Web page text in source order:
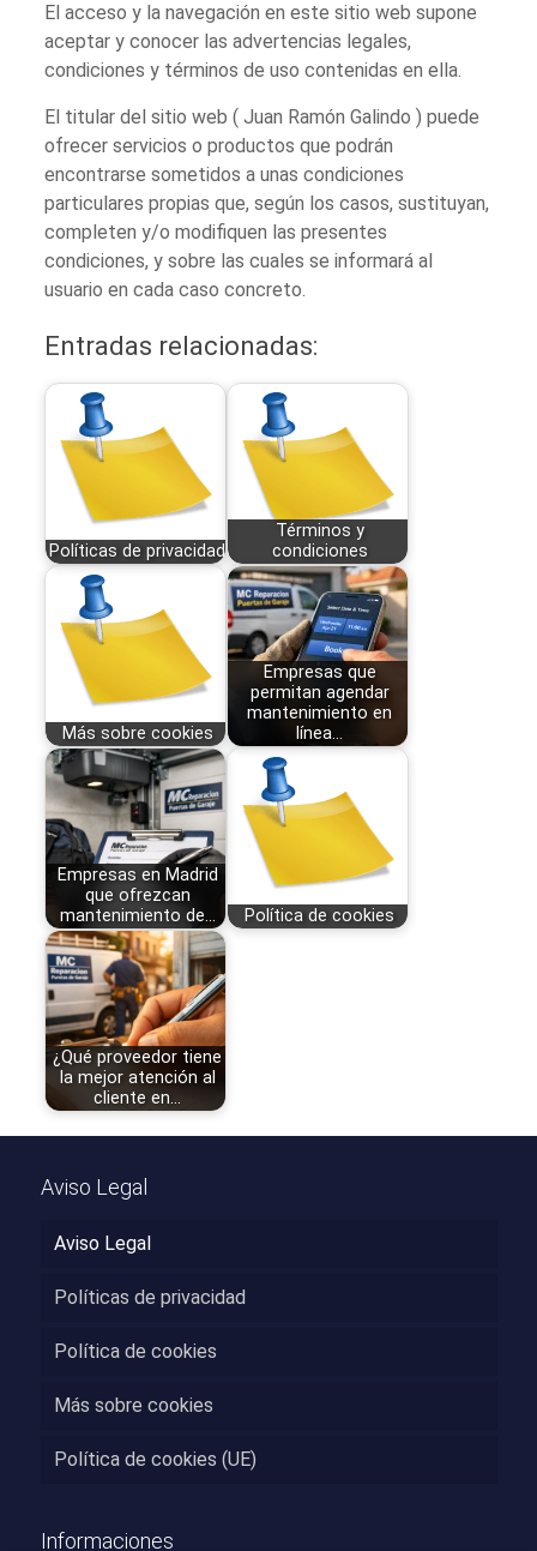
El acceso y la navegación en este sitio web supone
aceptar y conocer las advertencias legales,
condiciones y términos de uso contenidas en ella.
El titular del sitio web ( Juan Ramón Galindo ) puede
ofrecer servicios o productos que podrán
encontrarse sometidos a unas condiciones
particulares propias que, según los casos, sustituyan,
completen y/o modifiquen las presentes
condiciones, y sobre las cuales se informará al
usuario en cada caso concreto.
Entradas relacionadas:
Políticas de privacidad
Términos y
condiciones
Más sobre cookies
Empresas que
permitan agendar
mantenimiento en
línea…
Empresas en Madrid
que ofrezcan
mantenimiento de…
Política de cookies
¿Qué proveedor tiene
la mejor atención al
cliente en…
Aviso Legal
Aviso Legal
Políticas de privacidad
Política de cookies
Más sobre cookies
Política de cookies (UE)
Informaciones